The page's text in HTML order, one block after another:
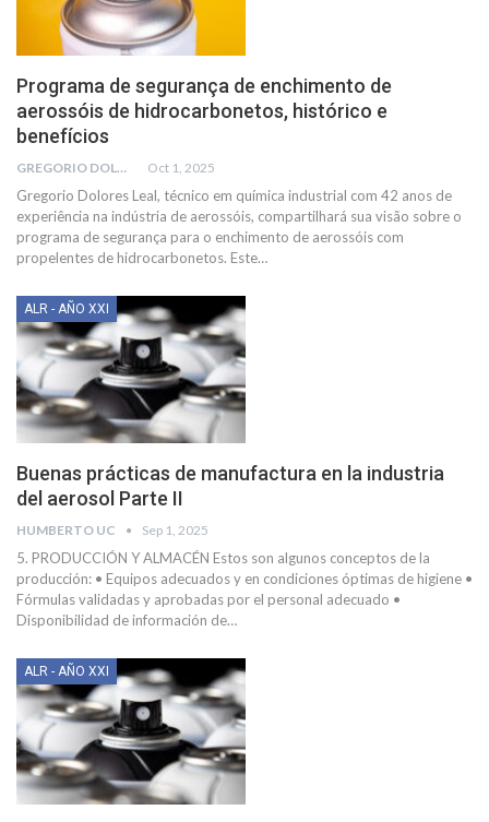
Programa de segurança de enchimento de
aerossóis de hidrocarbonetos, histórico e
benefícios
GREGORIO DOLORES LEAL Oct 1, 2025
Gregorio Dolores Leal, técnico em química industrial com 42 anos de
experiência na indústria de aerossóis, compartilhará sua visão sobre o
programa de segurança para o enchimento de aerossóis com
propelentes de hidrocarbonetos. Este…
ALR - AÑO XXI
Buenas prácticas de manufactura en la industria
del aerosol Parte II
HUMBERTO UC Sep 1, 2025
5. PRODUCCIÓN Y ALMACÉN Estos son algunos conceptos de la
producción: • Equipos adecuados y en condiciones óptimas de higiene •
Fórmulas validadas y aprobadas por el personal adecuado •
Disponibilidad de información de…
ALR - AÑO XXI